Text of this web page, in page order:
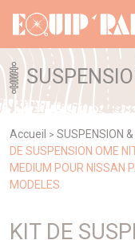
Accueil > SUSPENSION
DE SUSPENSION OME
MEDIUM POUR NISSAN
MODELES
KIT DE
Panneau de gestion